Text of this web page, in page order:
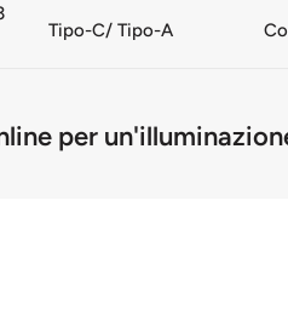
Tipo-C/ Tipo-A
per